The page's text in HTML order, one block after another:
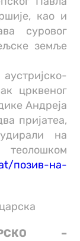
као и
суровог
земље
црквеног
Андреја
пријатеа,
на
позив-на-
–